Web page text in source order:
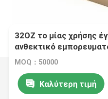
32OZ το μίας χρήσης
ανθεκτικό
λιπών πετρελαίου
MOQ：50000
Καλύτερη τιμή